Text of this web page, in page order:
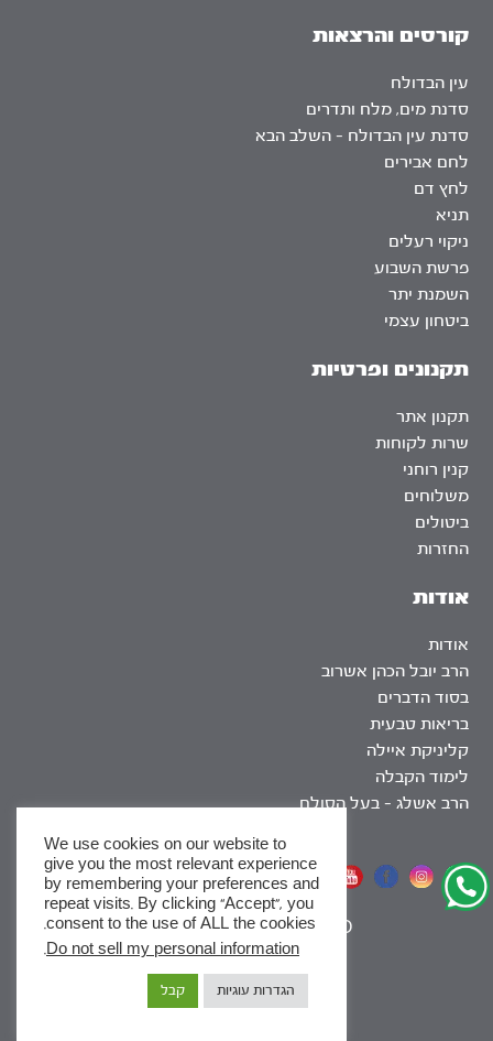
אודות
אודות
הרב יובל הכהן אשרוב
בסוד הדברים
בריאות טבעית
קליניקת איילה
לימוד הקבלה
הרב אשלג – בעל הסולם
קורסים והרצאות
עין הבדולח
סדנת מים, מלח ותדרים
סדנת עין הבדולח – השלב הבא
לחם אבירים
לחץ דם
תניא
ניקוי רעלים
פרשת השבוע
השמנת יתר
ביטחון עצמי
תקנונים ופרטיות
תקנון אתר
שרות לקוחות
קנין רוחני
משלוחים
ביטולים
החזרות
אתר שומר שבת
SEO
|
We use cookies on our website to
give you the most relevant experience
by remembering your preferences and
repeat visits. By clicking “Accept”, you
consent to the use of ALL the cookies.
Do not sell my personal information
.
הגדרות עוגיות קבל
x